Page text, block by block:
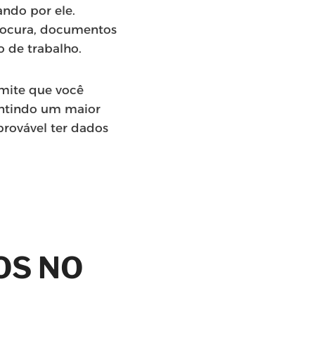
por ele.
documentos
de trabalho.
que você
um maior
ter dados
NO